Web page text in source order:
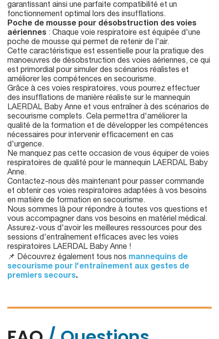
garantissant ainsi une parfaite compatibilité et un
fonctionnement optimal lors des insufflations.
Poche de mousse pour désobstruction des voies
aériennes : Chaque voie respiratoire est équipée d'une
poche de mousse qui permet de retenir de l'air.
Cette caractéristique est essentielle pour la pratique des
manoeuvres de désobstruction des voies aériennes, ce qui
est primordial pour simuler des scénarios réalistes et
améliorer les compétences en secourisme.
Grâce à ces voies respiratoires, vous pourrez effectuer
des insufflations de manière réaliste sur le mannequin
LAERDAL Baby Anne et vous entraîner à des scénarios de
secourisme complets. Cela permettra d'améliorer la
qualité de la formation et de développer les compétences
nécessaires pour intervenir efficacement en cas
d'urgence.
Ne manquez pas cette occasion de vous équiper de voies
respiratoires de qualité pour le mannequin LAERDAL Baby
Anne.
Contactez-nous dès maintenant pour passer commande
et obtenir ces voies respiratoires adaptées à vos besoins
en matière de formation en secourisme.
Nous sommes là pour répondre à toutes vos questions et
vous accompagner dans vos besoins en matériel médical.
Assurez-vous d'avoir les meilleures ressources pour des
sessions d'entraînement efficaces avec les voies
respiratoires LAERDAL Baby Anne !
📌 Découvrez également tous nos mannequins de
secourisme pour l'entraînement aux gestes de
premiers secours.